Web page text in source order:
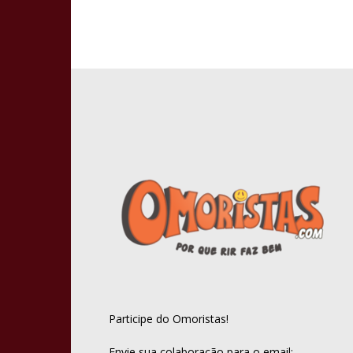
Participe do Omoristas!